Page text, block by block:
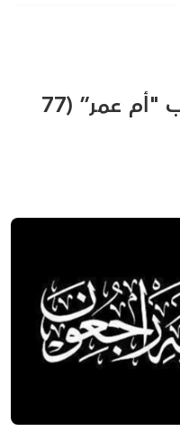
يافا: الحاجة مبروكة خروب "أم عمر” (77